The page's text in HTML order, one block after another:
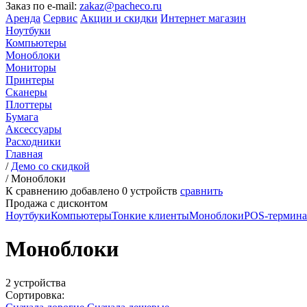
Заказ по e-mail: zakaz@pacheco.ru
Аренда Сервис Акции и скидки Интернет магазин
Ноутбуки
Компьютеры
Моноблоки
Мониторы
Принтеры
Сканеры
Плоттеры
Бумага
Аксессуары
Расходники
Главная
/ Демо со скидкой
/Моноблоки
К сравнению добавлено 0 устройств сравнить
Продажа с дисконтом
НоутбукиКомпьютерыТонкие клиентыМоноблокиPOS-
Моноблоки
2 устройства
Сортировка: